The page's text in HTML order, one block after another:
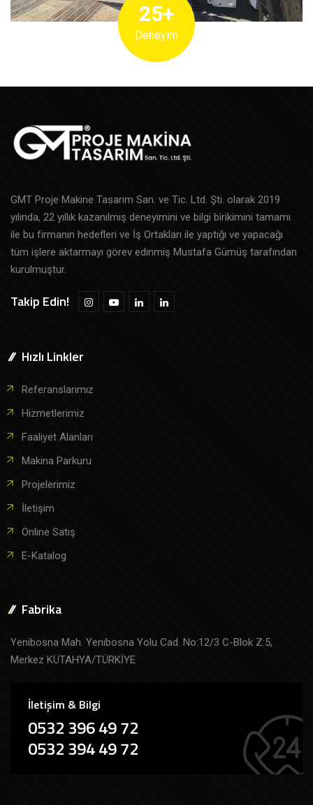
25+
Deneyim
GMT Proje Makine Tasarım San. ve Tic. Ltd. Şti. olarak 2019
yılında, 22 yıllık kazanılmış deneyimini ve bilgi birikimini tamamı
ile bu firmanın hedefleri ve İş Ortakları ile yaptığı ve yapacağı
tüm işlere aktarmayı görev edinmiş Mustafa Gümüş tarafından
kurulmuştur.
Takip Edin!
Hızlı Linkler
Referanslarımız
Hizmetlerimiz
Faaliyet Alanları
Makina Parkuru
Projelerimiz
İletişim
Online Satış
E-Katalog
Fabrika
Yenibosna Mah. Yenibosna Yolu Cad. No:12/3 C-Blok Z:5,
Merkez KÜTAHYA/TÜRKİYE
İletişim & Bilgi
0532 396 49 72
0532 394 49 72